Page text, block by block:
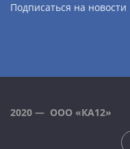
Подписаться на новости
2020 — ООО «КА12»